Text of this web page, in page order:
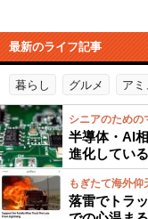
最新のライフ記事
暮らし グルメ アミ
シニアのための
半導体・AI
進化してい
もぎたて海外仰
落雷でトラ